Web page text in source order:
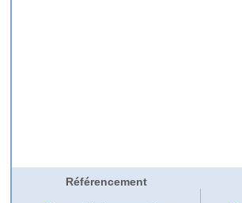
Référencement